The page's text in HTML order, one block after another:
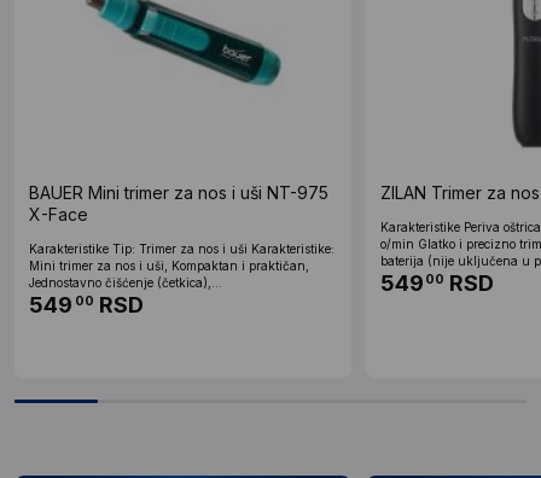
BAUER Mini trimer za nos i uši NT-975
X-Face
Karakteristike Tip: Trimer za nos i uši Karakteristike:
Mini trimer za nos i uši, Kompaktan i praktičan,
Jednostavno čišćenje (četkica),...
549 00 RSD
ZILAN Trimer za
Karakteristike Periva
o/min Glatko i precizno
baterija (nije uključena u
549 00 RSD